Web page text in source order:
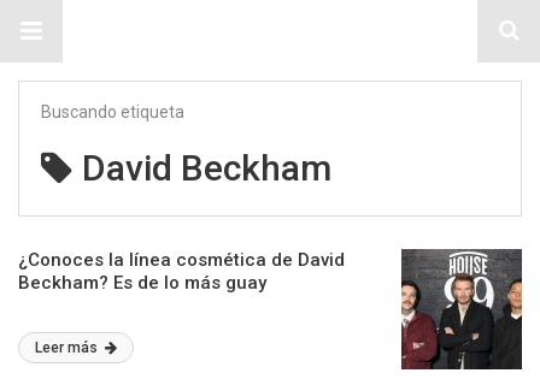
Buscando etiqueta
David Beckham
¿Conoces la línea cosmética de David
Beckham? Es de lo más guay
Leer más